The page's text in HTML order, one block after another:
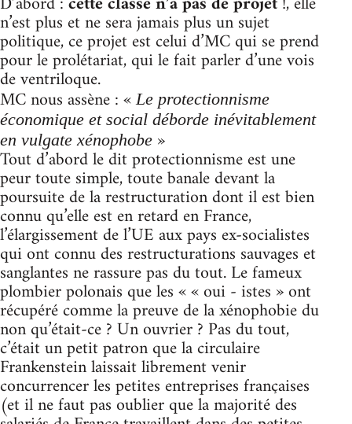
n’est plus et ne sera jamais plus un sujet
politique, ce projet est celui d’MC qui se prend
pour le prolétariat, qui le fait parler d’une vois
de ventriloque.
MC nous assène : «Le protectionnisme
économique et social déborde inévitablement
en vulgate xénophobe »
Tout d’abord le dit protectionnisme est une
peur toute simple, toute banale devant la
poursuite de la restructuration dont il est bien
connu qu’elle est en retard en France,
l’élargissement de l’UE aux pays ex-socialistes
qui ont connu des restructurations sauvages et
sanglantes ne rassure pas du tout. Le fameux
plombier polonais que les « « oui - istes » ont
récupéré comme la preuve de la xénophobie du
non qu’était-ce ? Un ouvrier ? Pas du tout,
c’était un petit patron que la circulaire
Frankenstein laissait librement venir
concurrencer les petites entreprises françaises
(et il ne faut pas oublier que la majorité des